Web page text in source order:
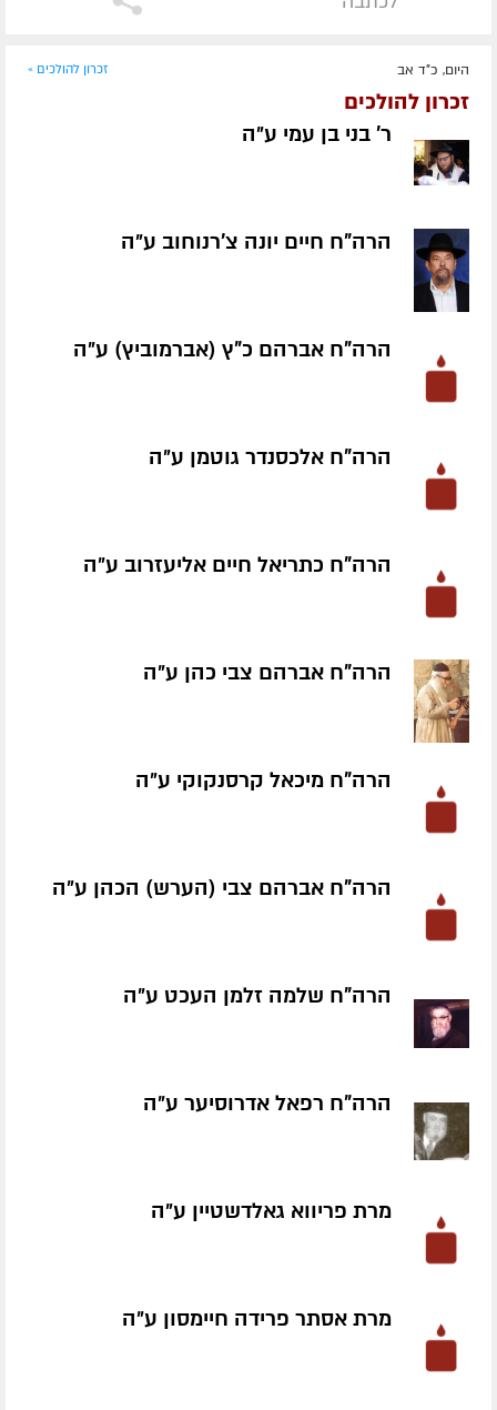
היום, כ"ד אב זכרון להולכים »
זכרון להולכים
ר' בני בן עמי ע״ה
הרה"ח חיים יונה צ'רנוחוב ע״ה
הרה"ח אברהם כ"ץ (אברמוביץ) ע״ה
הרה"ח אלכסנדר גוטמן ע״ה
הרה"ח כתריאל חיים אליעזרוב ע״ה
הרה"ח אברהם צבי כהן ע״ה
הרה"ח מיכאל קרסנקוקי ע״ה
הרה"ח אברהם צבי (הערש) הכהן ע״ה
הרה"ח שלמה זלמן העכט ע״ה
הרה"ח רפאל אדרוסיער ע״ה
מרת פריווא גאלדשטיין ע״ה
מרת אסתר פרידה חיימסון ע״ה